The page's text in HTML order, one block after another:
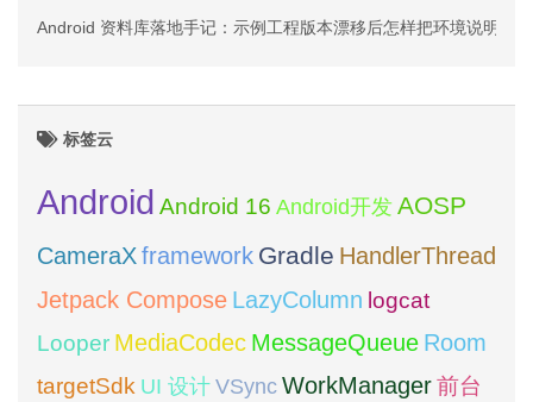
Android 资料库落地手记：示例工程版本漂移后怎样把环境说明和
标签云
Android Android 16 Android开发 AOSP
CameraXframework Gradle HandlerThread
Jetpack Compose LazyColumn logcat
Looper MediaCodec MessageQueue Room
targetSdk UI 设计 VSyncWorkManager前台